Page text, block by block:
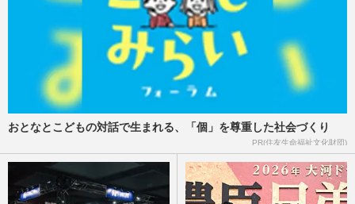
岸井ゆきの、ブレイク期待女優の意外な芸
能界入りのきっかけとは
週刊女性2017年7月4日号 2017/6/25
中川大志、高校卒業後は役者に専念「プラ
イドや誇りも持つようになりました」
週刊女性2017年3月7日号 2017/2/24
おとなとこどもの対話で生まれる、「個」を尊重した社会づくり
PR(住友生命福祉文化財団)